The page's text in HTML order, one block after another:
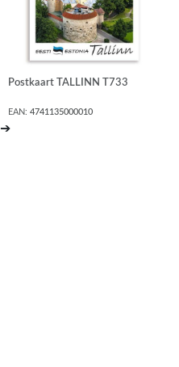
Postkaart TALLINN T733
EAN:4741135000010
➔